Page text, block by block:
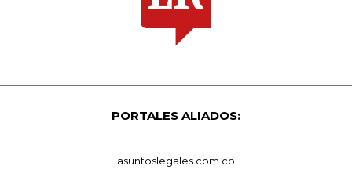
PORTALES ALIADOS:
asuntoslegales.com.co